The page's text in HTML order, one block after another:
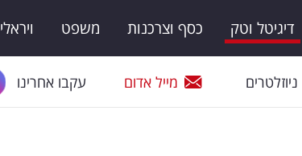
דיגיטל וטק כסף וצרכנות משפט ויראלי
ניוזלטרים מייל אדום עקבו אחרינו